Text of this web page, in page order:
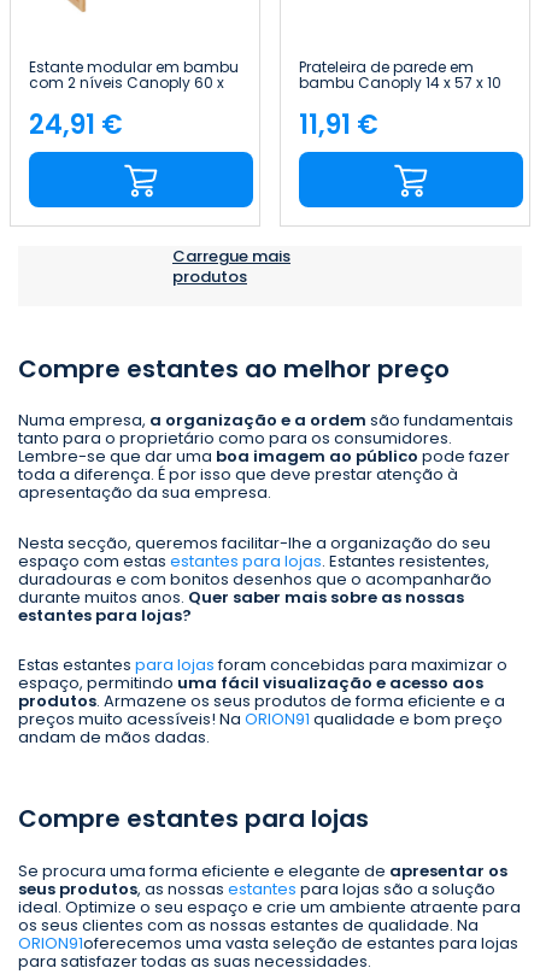
Estante modular em bambu
com 2 níveis Canoply 60 x
57 x 20 cm Thinia Home
Preço
24,91 €
Prateleira de parede em
bambu Canoply 14 x 57 x 10
cm Thinia Home
Preço
11,91 €
Carregue mais
produtos
Compre estantes ao melhor preço
Numa empresa, a organização e a ordem são fundamentais
tanto para o proprietário como para os consumidores.
Lembre-se que dar uma boa imagem ao público pode fazer
toda a diferença. É por isso que deve prestar atenção à
apresentação da sua empresa.
Nesta secção, queremos facilitar-lhe a organização do seu
espaço com estas estantes para lojas. Estantes resistentes,
duradouras e com bonitos desenhos que o acompanharão
durante muitos anos. Quer saber mais sobre as nossas
estantes para lojas?
Estas estantes para lojasforam concebidas para maximizar o
espaço, permitindo uma fácil visualização e acesso aos
produtos. Armazene os seus produtos de forma eficiente e a
preços muito acessíveis! Na ORION91 qualidade e bom preço
andam de mãos dadas.
Compre estantes para lojas
Se procura uma forma eficiente e elegante de apresentar os
seus produtos, as nossas estantes para lojas são a solução
ideal. Optimize o seu espaço e crie um ambiente atraente para
os seus clientes com as nossas estantes de qualidade. Na
ORION91oferecemos uma vasta seleção de estantes para lojas
para satisfazer todas as suas necessidades.